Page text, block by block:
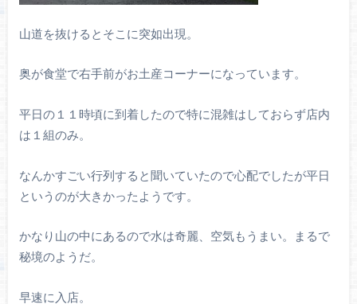
山道を抜けるとそこに突如出現。
奥が食堂で右手前がお土産コーナーになっています。
平日の１１時頃に到着したので特に混雑はしておらず店内
は１組のみ。
なんかすごい行列すると聞いていたので心配でしたが平日
というのが大きかったようです。
かなり山の中にあるので水は奇麗、空気もうまい。まるで
秘境のようだ。
早速に入店。